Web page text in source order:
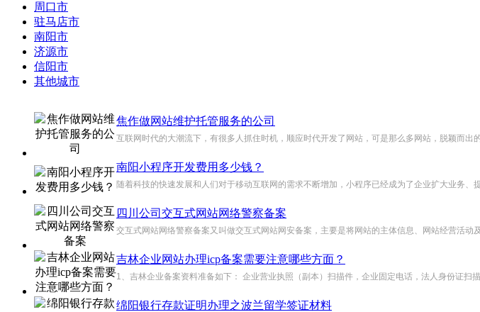
周口市
驻马店市
南阳市
济源市
信阳市
其他城市
焦作做网站维护托管服务的公司
互联网时代的大潮流下，有很多人抓住时机，顺应时代开发了网站，可是那么多网站，脱颖而
南阳小程序开发费用多少钱？
随着科技的快速发展和人们对于移动互联网的需求不断增加，小程序已经成为了企业扩大业务
四川公司交互式网站网络警察备案
交互式网站网络警察备案又叫做交互式网站网安备案，主要是将网站的主体信息、网站经营活
吉林企业网站办理icp备案需要注意哪些方面？
1、吉林企业备案资料准备如下： 企业营业执照（副本）扫描件，企业固定电话，法人身份证
绵阳银行存款证明办理之波兰留学签证材料